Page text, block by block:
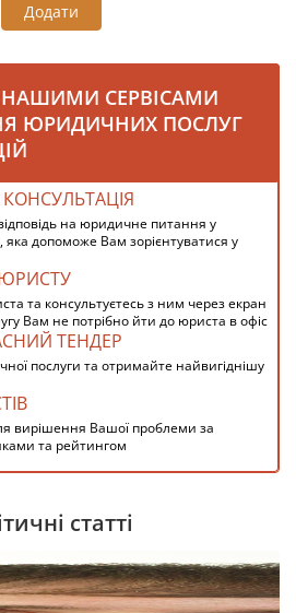
Додати
НАШИМИ СЕРВІСАМИ
ЮРИДИЧНИХ ПОСЛУГ
на юридичне питання у
допоможе Вам зорієнтуватися у
ЮРИСТУ
та консультуєтесь з ним через екран
Вам не потрібно йти до юриста в офіс
ТЕНДЕР
послуги та отримайте найвигіднішу
вирішення Вашої проблеми за
та рейтингом
статті